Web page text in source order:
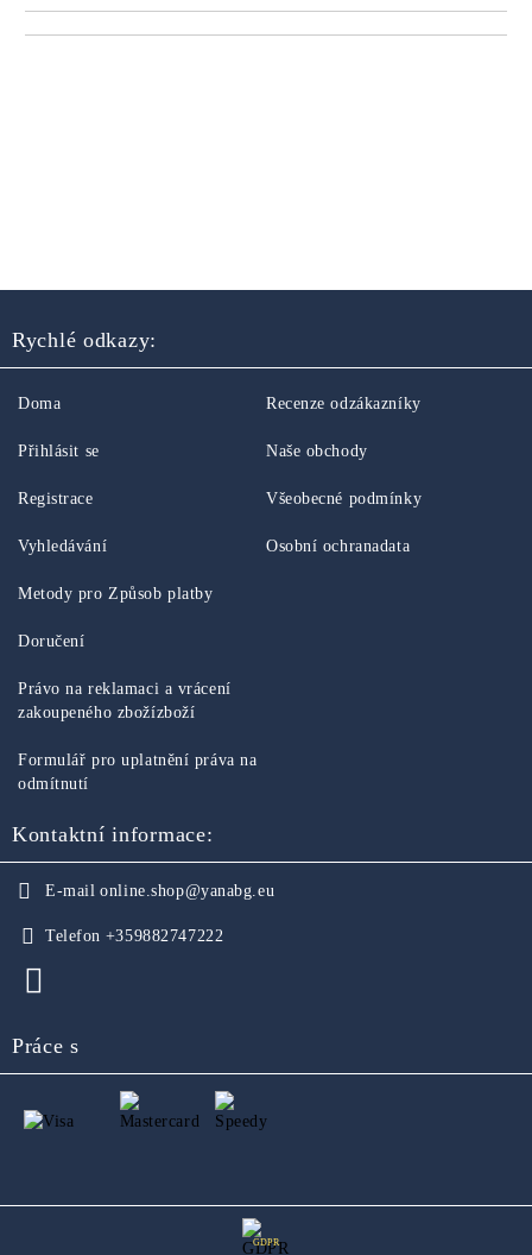
Rychlé odkazy:
Doma
Přihlásit se
Registrace
Vyhledávání
Recenze odzákazníky
Naše obchody
Všeobecné podmínky
Osobní ochranadata
Metody pro Způsob platby
Doručení
Právo na reklamaci a vrácení
zakoupeného zbožízboží
Formulář pro uplatnění práva na
odmítnutí
Kontaktní informace:
E-mail online.shop@yanabg.eu
Telefon +359882747222
Práce s
GDPR